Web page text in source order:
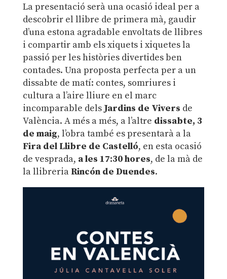
La presentació serà una ocasió ideal per a
descobrir el llibre de primera mà, gaudir
d’una estona agradable envoltats de llibres
i compartir amb els xiquets i xiquetes la
passió per les històries divertides ben
contades. Una proposta perfecta per a un
dissabte de matí: contes, somriures i
cultura a l’aire lliure en el marc
incomparable dels Jardins de Vivers de
València. A més a més, a l’altre dissabte, 3
de maig, l’obra també es presentarà a la
Fira del Llibre de Castelló, en esta ocasió
de vesprada, a les 17:30 hores, de la mà de
la llibreria Rincón de Duendes.